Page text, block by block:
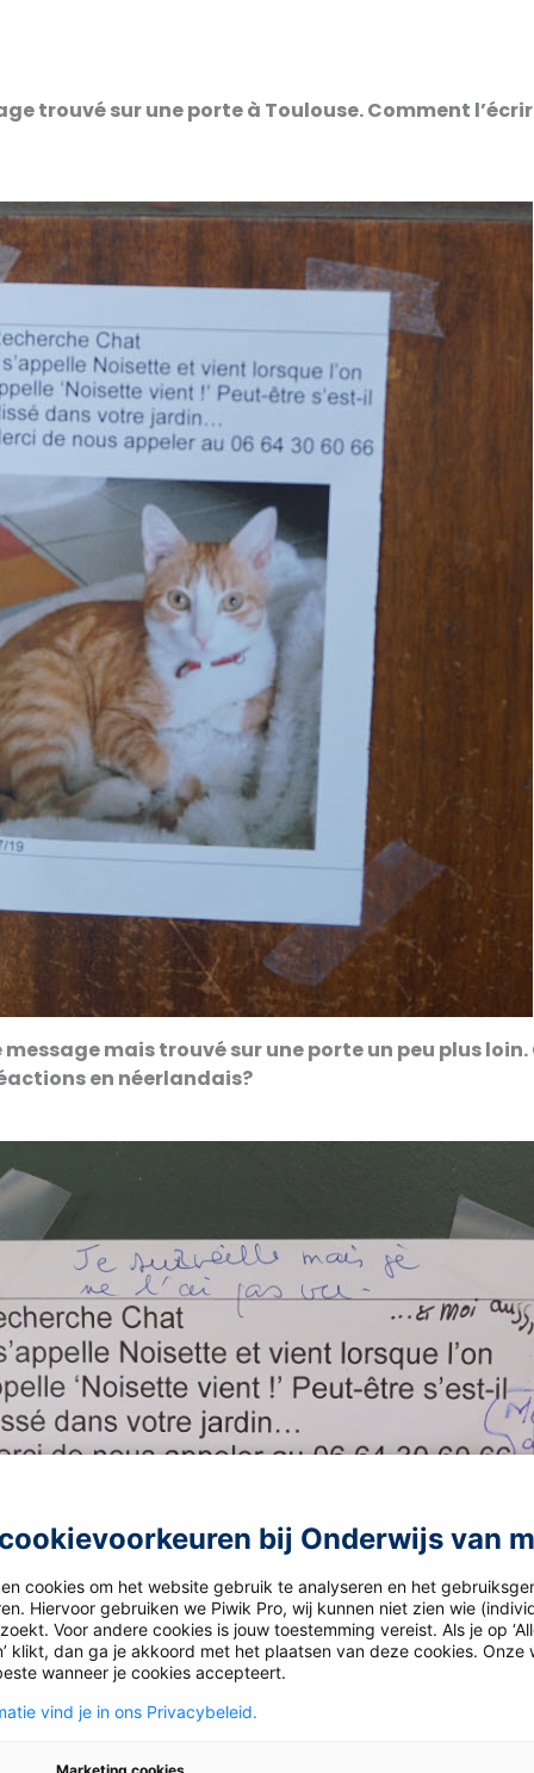
trouvé sur une porte à Toulouse. Comment
message mais trouvé sur une porte un peu plus
en néerlandais?
bij Onderwijs van
cookies om het website gebruik te analyseren en het
Hiervoor gebruiken we Piwik Pro, wij kunnen niet zien wie
Voor andere cookies is jouw toestemming vereist. Als je op
klikt, dan ga je akkoord met het plaatsen van deze cookies. Onze
wanneer je cookies accepteert.
vind je in ons Privacybeleid.
Marketing cookies